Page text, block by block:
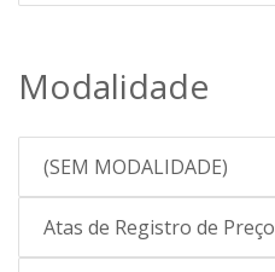
Modalidade
(SEM MODALIDADE)
Atas de Registro de Preço